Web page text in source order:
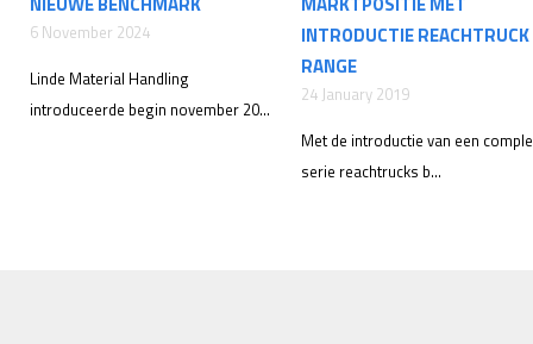
6 November 2024
Linde Material Handling
introduceerde begin november 20...
INTRODUCTIE REACHTRUCK
RANGE
24 January 2019
Met de introductie van een
serie reachtrucks b...